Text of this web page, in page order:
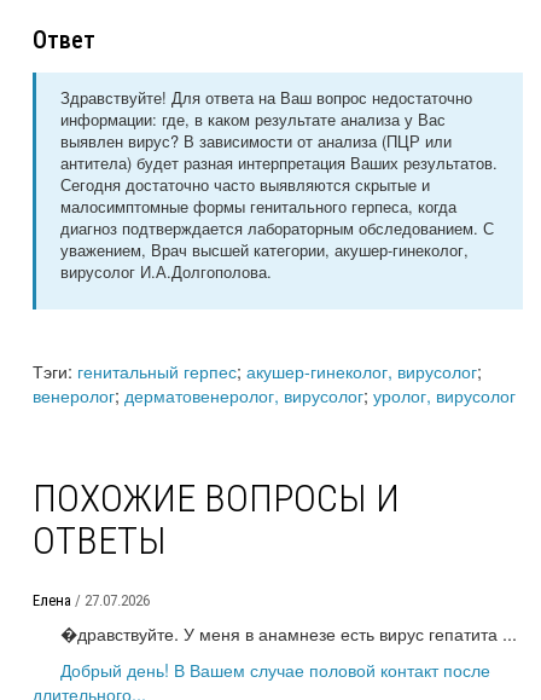
Ответ
Здравствуйте! Для ответа на Ваш вопрос недостаточно
информации: где, в каком результате анализа у Вас
выявлен вирус? В зависимости от анализа (ПЦР или
антитела) будет разная интерпретация Ваших результатов.
Сегодня достаточно часто выявляются скрытые и
малосимптомные формы генитального герпеса, когда
диагноз подтверждается лабораторным обследованием. С
уважением, Врач высшей категории, акушер-гинеколог,
вирусолог И.А.Долгополова.
Тэги: генитальный герпес; акушер-гинеколог, вирусолог;
венеролог; дерматовенеролог, вирусолог; уролог, вирусолог
ПОХОЖИЕ ВОПРОСЫ И
ОТВЕТЫ
Елена / 27.07.2026
�дравствуйте. У меня в анамнезе есть вирус гепатита ...
Добрый день! В Вашем случае половой контакт после
длительного...